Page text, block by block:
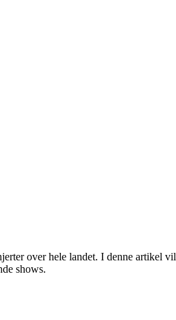
over hele landet. I denne artikel vil
shows.